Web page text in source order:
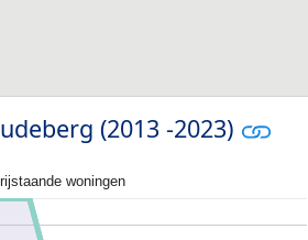
(2013 -2023)
woningen